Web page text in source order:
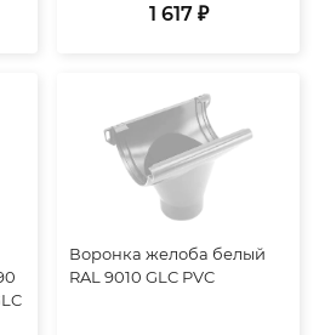
1 617 ₽
Воронка желоба белый
RAL 9010 GLC PVC